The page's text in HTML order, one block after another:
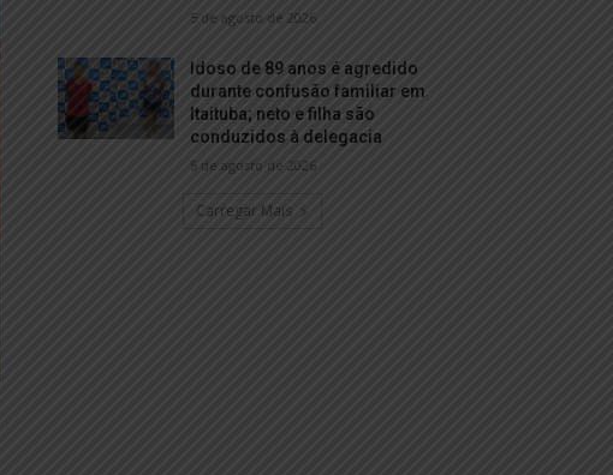
5 de agosto de 2026
Idoso de 89 anos é agredido
durante confusão familiar em
Itaituba; neto e filha são
conduzidos à delegacia
5 de agosto de 2026
Carregar Mais